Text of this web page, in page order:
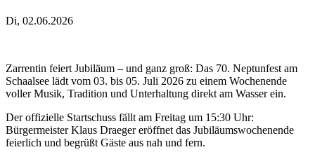
Di, 02.06.2026
Zarrentin feiert Jubiläum – und ganz groß: Das 70. Neptunfest am
Schaalsee lädt vom 03. bis 05. Juli 2026 zu einem Wochenende
voller Musik, Tradition und Unterhaltung direkt am Wasser ein.
Der offizielle Startschuss fällt am Freitag um 15:30 Uhr:
Bürgermeister Klaus Draeger eröffnet das Jubiläumswochenende
feierlich und begrüßt Gäste aus nah und fern.